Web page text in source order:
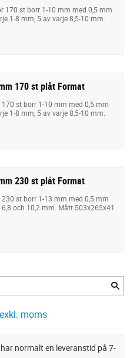
170 st borr 1-10 mm med 0,5 mm
1-8 mm, 5 av varje 8,5-10 mm.
170 st plåt Format
st borr 1-10 mm med 0,5 mm
1-8 mm, 5 av varje 8,5-10 mm.
230 st plåt Format
st borr 1-13 mm med 0,5 mm
6,8 och 10,2 mm. Mått 503x265x41
exkl. moms
har normalt en leveranstid på 7-